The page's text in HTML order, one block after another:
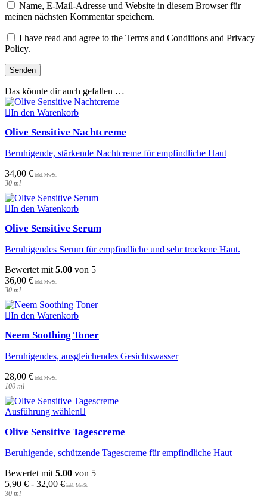
Name, E-Mail-Adresse und Website in diesem Browser für
meinen nächsten Kommentar speichern.
I have read and agree to the Terms and Conditions and Privacy
Policy.
Das könnte dir auch gefallen …
In den Warenkorb
Olive Sensitive Nachtcreme
Beruhigende, stärkende Nachtcreme für empfindliche Haut
34,00 €
30 ml
In den Warenkorb
Olive Sensitive Serum
Beruhigendes Serum für empfindliche und sehr trockene Haut.
Bewertet mit 5.00 von 5
36,00 €
30 ml
In den Warenkorb
Neem Soothing Toner
Beruhigendes, ausgleichendes Gesichtswasser
28,00 €
100 ml
Ausführung wählen
weist
Varianten
Die
Optionen
Olive Sensitive Tagescreme
Beruhigende, schützende Tagescreme für empfindliche Haut
Bewertet mit 5.00 von 5
5,90 € - 32,00 €
30 ml